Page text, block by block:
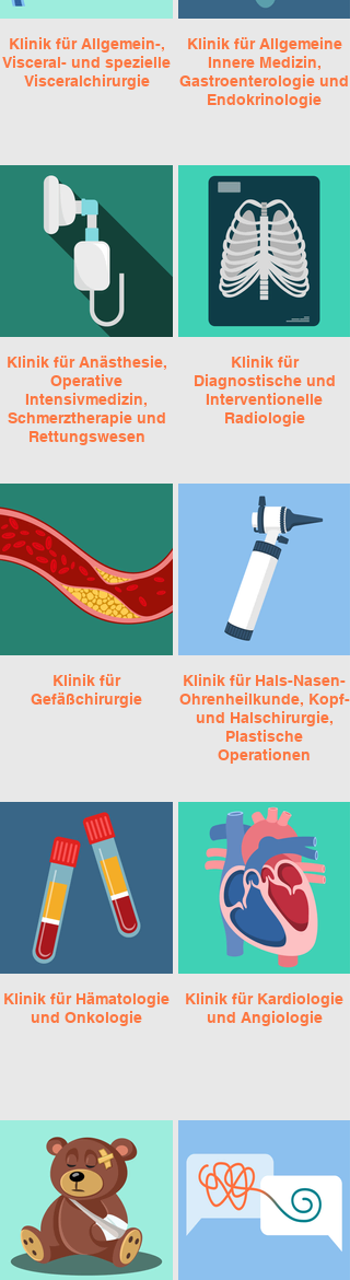
Klinik für Allgemein-,
Visceral- und spezielle
Visceralchirurgie
Klinik für Allgemeine
Innere Medizin,
Gastroenterologie und
Endokrinologie
Klinik für Anästhesie,
Operative
Intensivmedizin,
Schmerztherapie und
Rettungswesen
Klinik für
Diagnostische und
Interventionelle
Radiologie
Klinik für
Gefäßchirurgie
Klinik für Hals-Nasen-
Ohrenheilkunde, Kopf-
und Halschirurgie,
Plastische
Operationen
Klinik für Hämatologie
und Onkologie
Klinik für Kardiologie
und Angiologie